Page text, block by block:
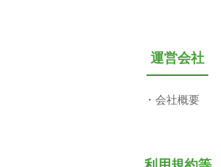
運営会社
会社概要